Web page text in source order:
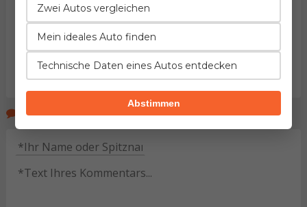
Kommentare der Seitenbeucher
Zwei Autos vergleichen
Mein ideales Auto finden
Technische Daten eines Autos entdecken
Abstimmen